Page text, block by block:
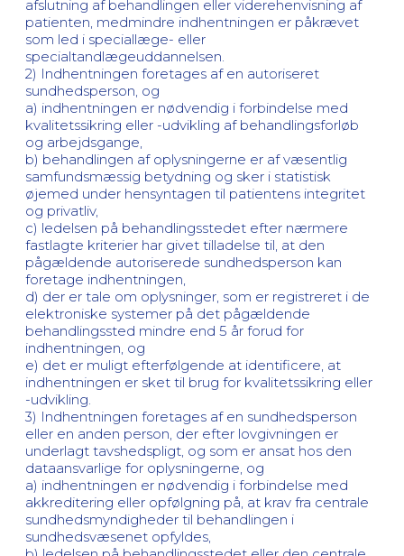
afslutning af behandlingen eller viderehenvisning af
patienten, medmindre indhentningen er påkrævet
som led i speciallæge- eller
specialtandlægeuddannelsen.
2) Indhentningen foretages af en autoriseret
sundhedsperson, og
a) indhentningen er nødvendig i forbindelse med
kvalitetssikring eller -udvikling af behandlingsforløb
og arbejdsgange,
b) behandlingen af oplysningerne er af væsentlig
samfundsmæssig betydning og sker i statistisk
øjemed under hensyntagen til patientens integritet
og privatliv,
c) ledelsen på behandlingsstedet efter nærmere
fastlagte kriterier har givet tilladelse til, at den
pågældende autoriserede sundhedsperson kan
foretage indhentningen,
d) der er tale om oplysninger, som er registreret i de
elektroniske systemer på det pågældende
behandlingssted mindre end 5 år forud for
indhentningen, og
e) det er muligt efterfølgende at identificere, at
indhentningen er sket til brug for kvalitetssikring eller
-udvikling.
3) Indhentningen foretages af en sundhedsperson
eller en anden person, der efter lovgivningen er
underlagt tavshedspligt, og som er ansat hos den
dataansvarlige for oplysningerne, og
a) indhentningen er nødvendig i forbindelse med
akkreditering eller opfølgning på, at krav fra centrale
sundhedsmyndigheder til behandlingen i
sundhedsvæsenet opfyldes,